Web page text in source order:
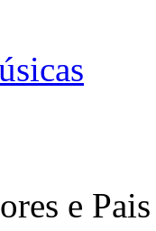
e Pais